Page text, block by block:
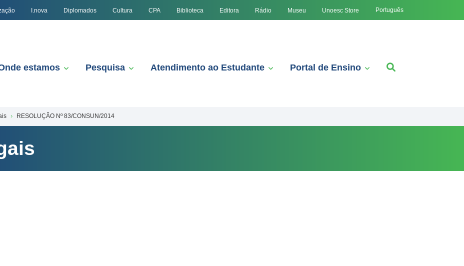
I.nova Diplomados Cultura CPA Biblioteca Editora Rádio Museu Unoesc Store Português
estamos Pesquisa Atendimento ao Estudante Portal de Ensino
RESOLUÇÃO Nº 83/CONSUN/2014